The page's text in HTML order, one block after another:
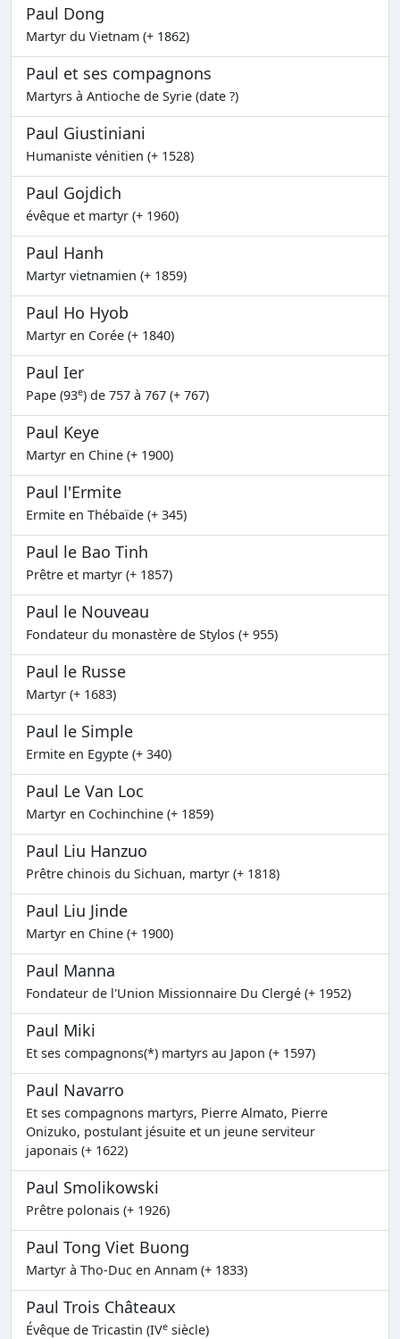
Paul Dong
Martyr du Vietnam (+ 1862)
Paul et ses compagnons
Martyrs à Antioche de Syrie (date ?)
Paul Giustiniani
Humaniste vénitien (+ 1528)
Paul Gojdich
évêque et martyr (+ 1960)
Paul Hanh
Martyr vietnamien (+ 1859)
Paul Ho Hyob
Martyr en Corée (+ 1840)
Paul Ier
Pape (93e) de 757 à 767 (+ 767)
Paul Keye
Martyr en Chine (+ 1900)
Paul l'Ermite
Ermite en Thébaïde (+ 345)
Paul le Bao Tinh
Prêtre et martyr (+ 1857)
Paul le Nouveau
Fondateur du monastère de Stylos (+ 955)
Paul le Russe
Martyr (+ 1683)
Paul le Simple
Ermite en Egypte (+ 340)
Paul Le Van Loc
Martyr en Cochinchine (+ 1859)
Paul Liu Hanzuo
Prêtre chinois du Sichuan, martyr (+ 1818)
Paul Liu Jinde
Martyr en Chine (+ 1900)
Paul Manna
Fondateur de l'Union Missionnaire Du Clergé (+ 1952)
Paul Miki
Et ses compagnons(*) martyrs au Japon (+ 1597)
Paul Navarro
Et ses compagnons martyrs, Pierre Almato, Pierre
Onizuko, postulant jésuite et un jeune serviteur
japonais (+ 1622)
Paul Smolikowski
Prêtre polonais (+ 1926)
Paul Tong Viet Buong
Martyr à Tho-Duc en Annam (+ 1833)
Paul Trois Châteaux
Évêque de Tricastin (IVe siècle)